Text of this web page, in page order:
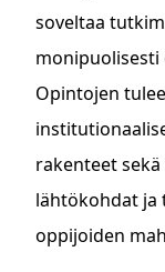
soveltaa
monipuolisesti
Opintojen
rakenteet
lähtökohdat ja
oppijoiden